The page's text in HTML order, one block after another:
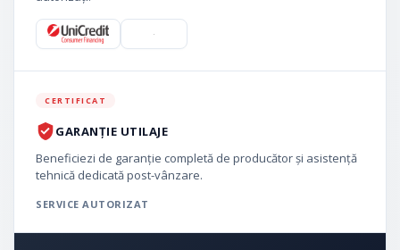
CERTIFICAT
GARANȚIE UTILAJE
Beneficiezi de garanție completă de producător și asistență
tehnică dedicată post-vânzare.
SERVICE AUTORIZAT